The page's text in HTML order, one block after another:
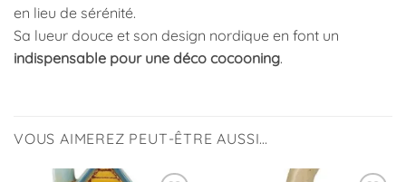
en lieu de sérénité.
Sa lueur douce et son design nordique en font un
indispensable pour une déco cocooning.
VOUS AIMEREZ PEUT-ÊTRE AUSSI…